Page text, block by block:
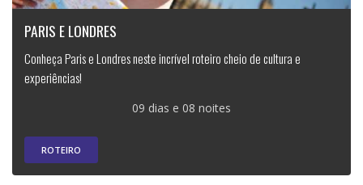
PARIS E LONDRES
Conheça Paris e Londres neste incrível roteiro cheio de cultura e
experiências!
09 dias e 08 noites
ROTEIRO